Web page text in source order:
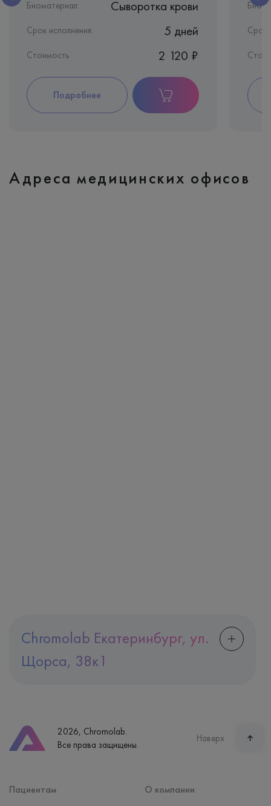
Биоматериал: Сыворотка крови
Срок исполнения: 5 дней
Стоимость 2 120 ₽
Подробнее
Срок
Chromolab Екатеринбург, ул.
Щорса, 38к1
Часы работы
пн-вс: 7:30-15:00
Адреса медицинских офисов
2026, Chromolab.
Все права защищены.
Наверх
Пациентам
О компании